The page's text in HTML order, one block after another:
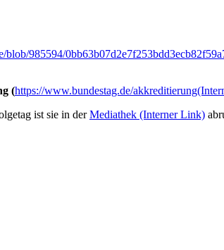
blob/985594/
(https://www.bundestag.de/akkreditierung
ist sie in derMediathek (Interner Link)